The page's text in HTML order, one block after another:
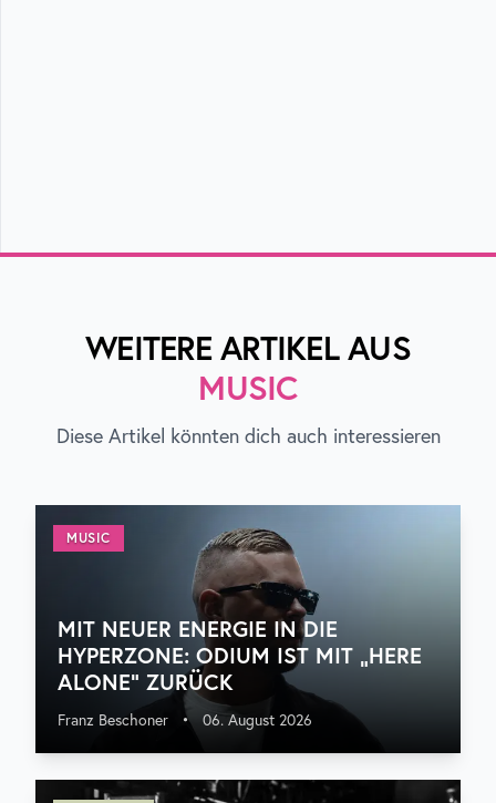
WEITERE ARTIKEL AUS
MUSIC
Diese Artikel könnten dich auch interessieren
MUSIC
MIT NEUER ENERGIE IN DIE
HYPERZONE: ODIUM IST MIT „HERE
ALONE“ ZURÜCK
Franz Beschoner • 06. August 2026